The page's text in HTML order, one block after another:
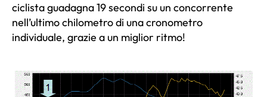
ciclista guadagna 19 secondi su un concorrente
nell’ultimo chilometro di una cronometro
individuale, grazie a un miglior ritmo!